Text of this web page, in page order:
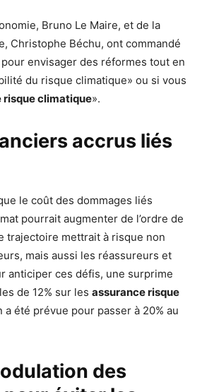
Bruno Le Maire, et de la
Christophe Béchu, ont commandé
envisager des réformes tout en
du risque climatique» ou si vous
risque climatique».
accrus liés
le coût des dommages liés
pourrait augmenter de l’ordre de
trajectoire mettrait à risque non
mais aussi les réassureurs et
anticiper ces défis, une surprime
de 12% sur les assurance risque
a été prévue pour passer à 20% au
des